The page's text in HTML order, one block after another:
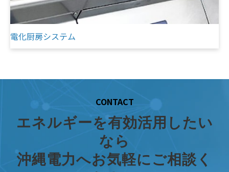
電化厨房システム
CONTACT
エネルギーを有効活用したい
なら
沖縄電力へお気軽にご相談く